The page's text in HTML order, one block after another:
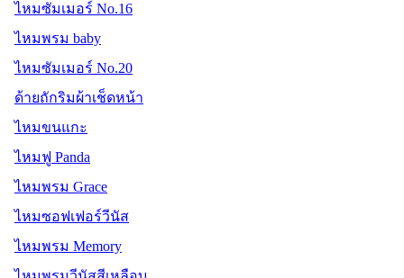
ไหมซัมเมอร์ No.16
ไหมพรม baby
ไหมซัมเมอร์ No.20
ด้ายถักริมผ้าเช็ดหน้า
ไหมขนแกะ
ไหมฟู Panda
ไหมพรม Grace
ไหมซอฟเฟอร์วีนัส
ไหมพรม Memory